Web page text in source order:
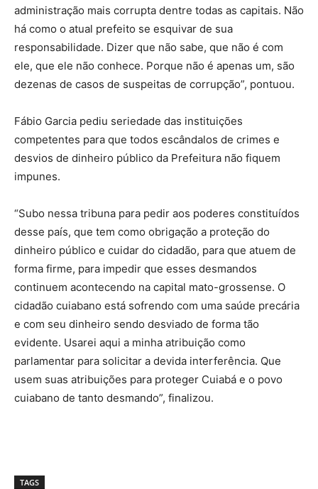
administração mais corrupta dentre todas as capitais. Não
há como o atual prefeito se esquivar de sua
responsabilidade. Dizer que não sabe, que não é com
ele, que ele não conhece. Porque não é apenas um, são
dezenas de casos de suspeitas de corrupção”, pontuou.
Fábio Garcia pediu seriedade das instituições
competentes para que todos escândalos de crimes e
desvios de dinheiro público da Prefeitura não fiquem
impunes.
“Subo nessa tribuna para pedir aos poderes constituídos
desse país, que tem como obrigação a proteção do
dinheiro público e cuidar do cidadão, para que atuem de
forma firme, para impedir que esses desmandos
continuem acontecendo na capital mato-grossense. O
cidadão cuiabano está sofrendo com uma saúde precária
e com seu dinheiro sendo desviado de forma tão
evidente. Usarei aqui a minha atribuição como
parlamentar para solicitar a devida interferência. Que
usem suas atribuições para proteger Cuiabá e o povo
cuiabano de tanto desmando”, finalizou.
TAGS